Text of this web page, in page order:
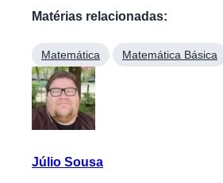
Matérias relacionadas:
Matemática Matemática Básica
Júlio Sousa